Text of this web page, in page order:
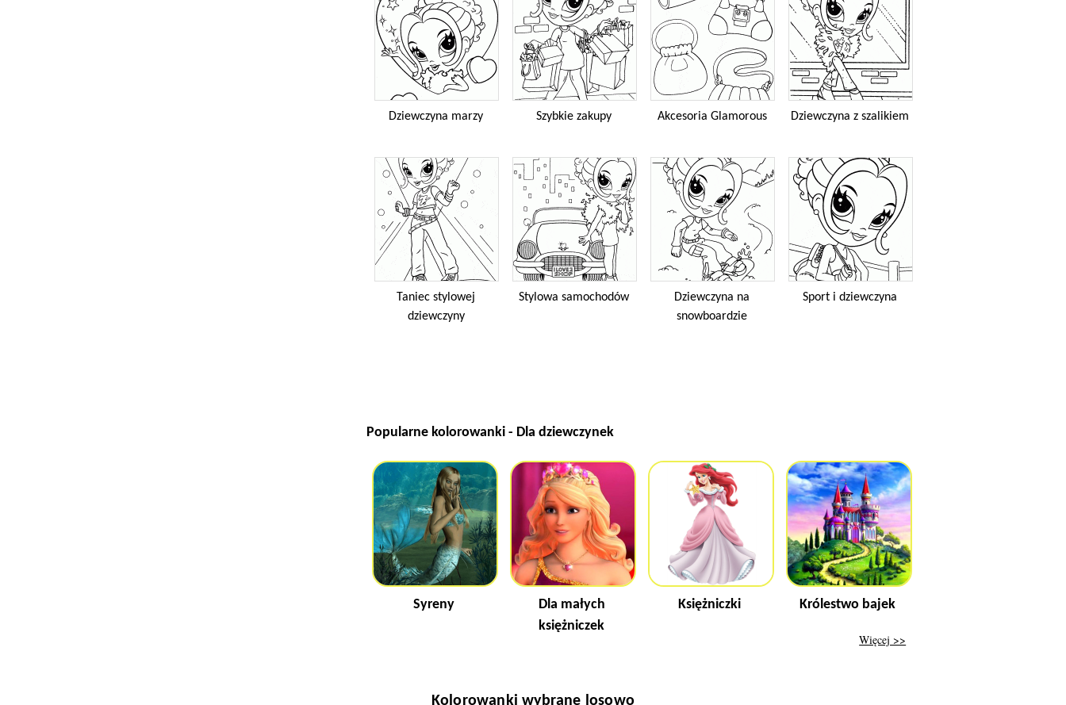
Dziewczyna marzy Szybkie zakupy Akcesoria Glamorous Dziewczyna z szalikiem
Taniec stylowej
dziewczyny
Stylowa samochodów
Dziewczyna na
snowboardzie
Sport i dziewczyna
Popularne kolorowanki - Dla dziewczynek
Syreny
Dla małych
księżniczek
Księżniczki Królestwo bajek
Więcej >>
Kolorowanki wybrane losowo